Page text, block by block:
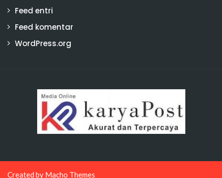
Feed entri
Feed komentar
WordPress.org
Created by Macho Themes